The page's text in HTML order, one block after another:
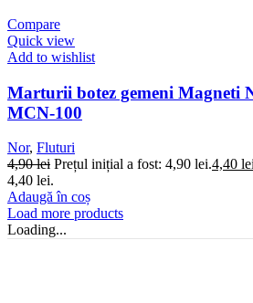
Compare
Quick view
Add to wishlist
Marturii botez gemeni Magneti
MCN-100
Nor, Fluturi
4,90lei Prețul inițial a fost: 4,90 lei.4,40
4,40 lei.
Adaugă în coș
Load more products
Loading...